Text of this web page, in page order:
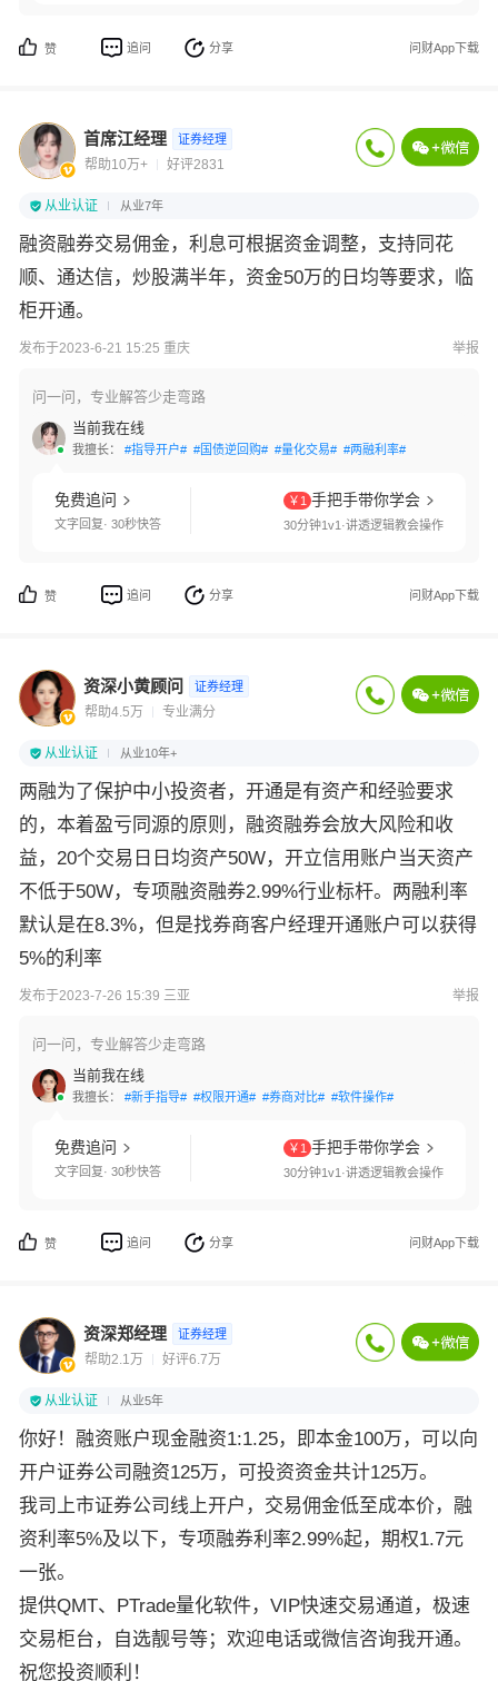
赞 追问 分享 问财App下载
首席江经理 证券经理
帮助10万+ 好评2831
从业认证 从业7年
融资融券交易佣金，利息可根据资金调整，支持同花
顺、通达信，炒股满半年，资金50万的日均等要求，临
柜开通。
发布于2023-6-21 15:25 重庆 举报
问一问，专业解答少走弯路
当前我在线
我擅长： #指导开户# #国债逆回购# #量化交易# #两融利率#
免费追问
文字回复· 30秒快答
￥1 手把手带你学会
30分钟1v1·讲透逻辑教会操作
赞 追问 分享 问财App下载
资深小黄顾问 证券经理
帮助4.5万 专业满分
从业认证 从业10年+
两融为了保护中小投资者，开通是有资产和经验要求
的，本着盈亏同源的原则，融资融券会放大风险和收
益，20个交易日日均资产50W，开立信用账户当天资产
不低于50W，专项融资融券2.99%行业标杆。两融利率
默认是在8.3%，但是找券商客户经理开通账户可以获得
5%的利率
发布于2023-7-26 15:39 三亚 举报
问一问，专业解答少走弯路
当前我在线
我擅长： #新手指导# #权限开通# #券商对比# #软件操作#
免费追问
文字回复· 30秒快答
￥1 手把手带你学会
30分钟1v1·讲透逻辑教会操作
赞 追问 分享 问财App下载
资深郑经理 证券经理
帮助2.1万 好评6.7万
从业认证 从业5年
你好！融资账户现金融资1:1.25，即本金100万，可以向
开户证券公司融资125万，可投资资金共计125万。
我司上市证券公司线上开户，交易佣金低至成本价，融
资利率5%及以下，专项融券利率2.99%起，期权1.7元
一张。
提供QMT、PTrade量化软件，VIP快速交易通道，极速
交易柜台，自选靓号等；欢迎电话或微信咨询我开通。
祝您投资顺利！